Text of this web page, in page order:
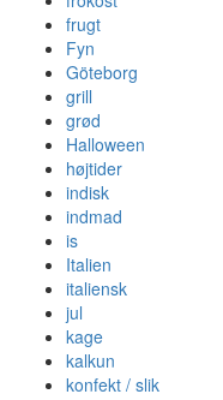
frugt
Fyn
Göteborg
grill
grød
Halloween
højtider
indisk
indmad
is
Italien
italiensk
jul
kage
kalkun
konfekt / slik